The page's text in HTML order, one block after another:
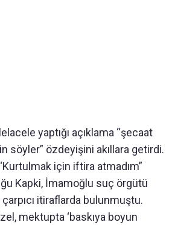
yaptığı açıklama “şecaat
söyler” özdeyişini akıllara getirdi.
için iftira atmadım”
Kapki, İmamoğlu suç örgütü
çarpıcı itiraflarda bulunmuştu.
mektupta ‘baskıya boyun